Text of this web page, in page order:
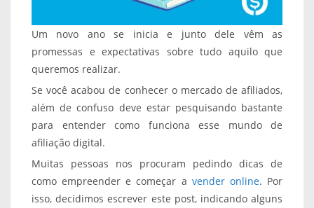
Um novo ano se inicia e junto dele vêm as
promessas e expectativas sobre tudo aquilo que
queremos realizar.
Se você acabou de conhecer o mercado de afiliados,
além de confuso deve estar pesquisando bastante
para entender como funciona esse mundo de
afiliação digital.
Muitas pessoas nos procuram pedindo dicas de
como empreender e começar a vender online. Por
isso, decidimos escrever este post, indicando alguns